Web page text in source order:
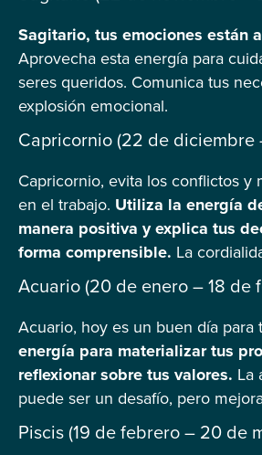
Sagitario, tus emociones están
Aprovecha esta energía para
seres queridos. Comunica tus
explosión emocional.
Capricornio (22 de diciembre
Capricornio, evita los conflictos y
en el trabajo. Utiliza la energía
manera positiva y explica tus
forma comprensible. La
Acuario (20 de enero – 18 de
Acuario, hoy es un buen día para
energía para materializar tus
reflexionar sobre tus valores. La
puede ser un desafío, pero
Piscis (19 de febrero – 20 de